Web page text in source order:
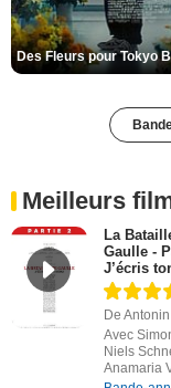
Meilleurs
La
Gaulle -
J’écris
De
Avec
Niels
Anamaria